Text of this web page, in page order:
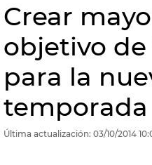
Crear
objetivo
para la
temporada
Última actualización: 03/10/2014